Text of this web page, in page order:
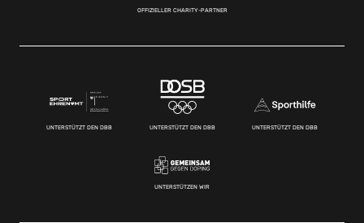
OFFIZIELLER CHARITY-PARTNER
UNTERSTÜTZT DEN DBB UNTERSTÜTZT DEN DBB UNTERSTÜTZT DEN DBB
UNTERSTÜTZEN WIR